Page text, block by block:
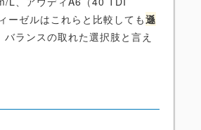
ーゼルはこれらと比較しても遜
ランスの取れた選択肢と言え